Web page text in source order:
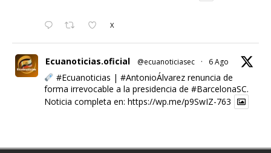
X
Ecuanoticias.oficial @ecuanoticiasec · 6 Ago
#Ecuanoticias | #AntonioÁlvarezrenuncia de
forma irrevocable a la presidencia de #BarcelonaSC.
Noticia completa en: https://wp.me/p9SwIZ-763